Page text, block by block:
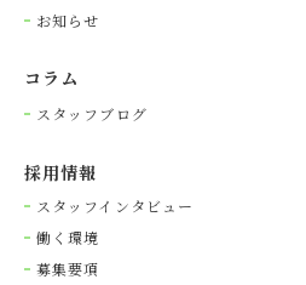
お知らせ
コラム
スタッフブログ
採⽤情報
スタッフインタビュー
働く環境
募集要項